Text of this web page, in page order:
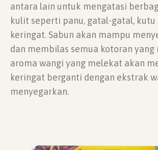
antara lain untuk mengatasi
kulit seperti panu, gatal-gatal, kutu
keringat. Sabun akan mampu
dan membilas semua kotoran yang
aroma wangi yang melekat akan
keringat berganti dengan ekstrak
menyegarkan.